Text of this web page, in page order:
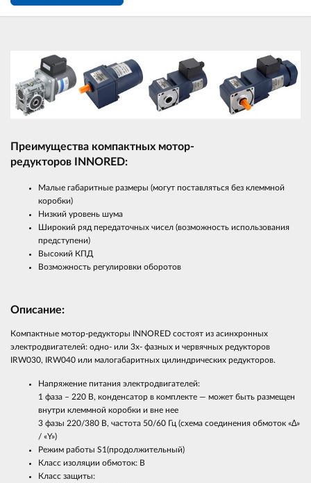
Преимущества компактных мотор-
редукторов
INNORED:
Малые габаритные размеры (могут поставляться без клеммной
коробки)
Низкий уровень шума
Широкий ряд передаточных чисел (возможность использования
предступени)
Высокий КПД
Возможность регулировки оборотов
Описание:
Компактные мотор-редукторы INNORED состоят из асинхронных
электродвигателей: одно- или 3х- фазных и червячных редукторов
IRW030, IRW040 или малогабаритных цилиндрических редукторов.
Напряжение питания электродвигателей:
1 фаза – 220 В, конденсатор в комплекте — может быть размещен
внутри клеммной коробки и вне нее
3 фазы 220/380 В, частота 50/60 Гц (cхема соединения обмоток «∆»
/ «Y»)
Режим работы S1(продолжительный)
Класс изоляции обмоток: В
Класс защиты: